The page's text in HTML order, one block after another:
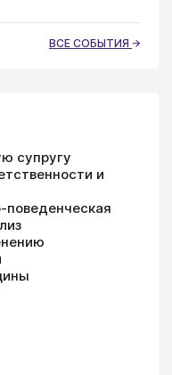
ВСЕ СОБЫТИЯ
супругу
и
поведенческая